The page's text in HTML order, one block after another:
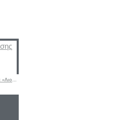
Boho μαρτυρικά βάπτισης βραχιόλια «Λιοντάρι / ΣΑΦΑΡΙ / Ζωάκια”